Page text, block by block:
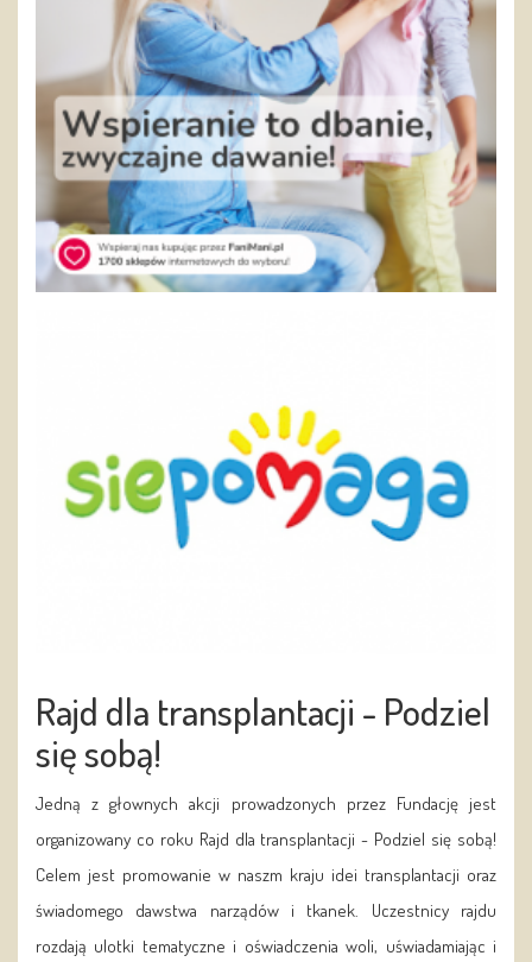
Rajd dla transplantacji - Podziel
się sobą!
Jedną z głownych akcji prowadzonych przez Fundację jest
organizowany co roku Rajd dla transplantacji - Podziel się sobą!
Celem jest promowanie w naszm kraju idei transplantacji oraz
świadomego dawstwa narządów i tkanek. Uczestnicy rajdu
rozdają ulotki tematyczne i oświadczenia woli, uświadamiając i